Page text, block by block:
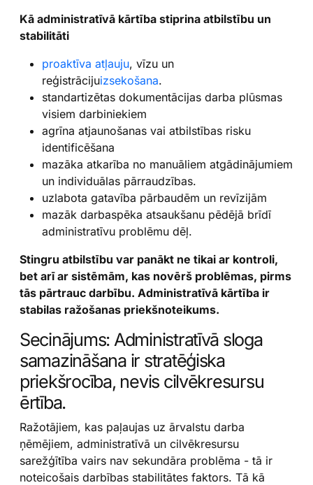
Kā administratīvā kārtība stiprina atbilstību un
stabilitāti
proaktīva atļauju, vīzu un
reģistrācijuizsekošana.
standartizētas dokumentācijas darba plūsmas
visiem darbiniekiem
agrīna atjaunošanas vai atbilstības risku
identificēšana
mazāka atkarība no manuāliem atgādinājumiem
un individuālas pārraudzības.
uzlabota gatavība pārbaudēm un revīzijām
mazāk darbaspēka atsaukšanu pēdējā brīdī
administratīvu problēmu dēļ.
Stingru atbilstību var panākt ne tikai ar kontroli,
bet arī ar sistēmām, kas novērš problēmas, pirms
tās pārtrauc darbību. Administratīvā kārtība ir
stabilas ražošanas priekšnoteikums.
Secinājums: Administratīvā sloga
samazināšana ir stratēģiska
priekšrocība, nevis cilvēkresursu
ērtība.
Ražotājiem, kas paļaujas uz ārvalstu darba
ņēmējiem, administratīvā un cilvēkresursu
sarežģītība vairs nav sekundāra problēma - tā ir
noteicošais darbības stabilitātes faktors. Tā kā